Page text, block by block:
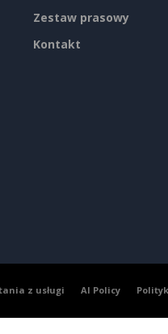
Zestaw prasowy
Kontakt
z usługi AI Policy